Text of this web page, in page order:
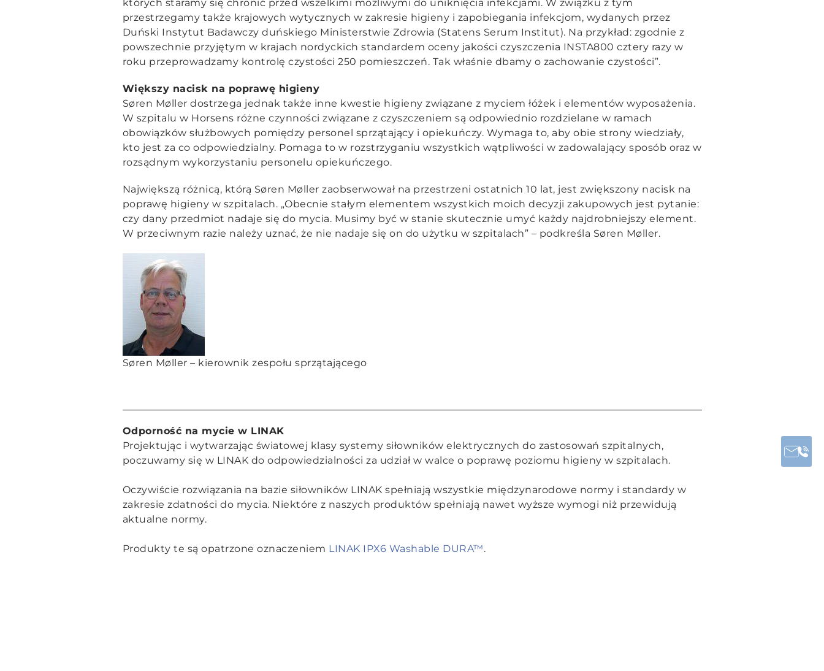
których staramy się chronić przed wszelkimi możliwymi do uniknięcia infekcjami. W związku z tym
przestrzegamy także krajowych wytycznych w zakresie higieny i zapobiegania infekcjom, wydanych przez
Duński Instytut Badawczy duńskiego Ministerstwie Zdrowia (Statens Serum Institut). Na przykład: zgodnie z
powszechnie przyjętym w krajach nordyckich standardem oceny jakości czyszczenia INSTA800 cztery razy w
roku przeprowadzamy kontrolę czystości 250 pomieszczeń. Tak właśnie dbamy o zachowanie czystości”.
Większy nacisk na poprawę higieny
Søren Møller dostrzega jednak także inne kwestie higieny związane z myciem łóżek i elementów wyposażenia.
W szpitalu w Horsens różne czynności związane z czyszczeniem są odpowiednio rozdzielane w ramach
obowiązków służbowych pomiędzy personel sprzątający i opiekuńczy. Wymaga to, aby obie strony wiedziały,
kto jest za co odpowiedzialny. Pomaga to w rozstrzyganiu wszystkich wątpliwości w zadowalający sposób oraz w
rozsądnym wykorzystaniu personelu opiekuńczego.
Największą różnicą, którą Søren Møller zaobserwował na przestrzeni ostatnich 10 lat, jest zwiększony nacisk na
poprawę higieny w szpitalach. „Obecnie stałym elementem wszystkich moich decyzji zakupowych jest pytanie:
czy dany przedmiot nadaje się do mycia. Musimy być w stanie skutecznie umyć każdy najdrobniejszy element.
W przeciwnym razie należy uznać, że nie nadaje się on do użytku w szpitalach” – podkreśla Søren Møller.
Søren Møller – kierownik zespołu sprzątającego
Odporność na mycie w LINAK
Projektując i wytwarzając światowej klasy systemy siłowników elektrycznych do zastosowań szpitalnych,
poczuwamy się w LINAK do odpowiedzialności za udział w walce o poprawę poziomu higieny w szpitalach.
Oczywiście rozwiązania na bazie siłowników LINAK spełniają wszystkie międzynarodowe normy i standardy w
zakresie zdatności do mycia. Niektóre z naszych produktów spełniają nawet wyższe wymogi niż przewidują
aktualne normy.
Produkty te są opatrzone oznaczeniem LINAK IPX6 Washable DURA™.